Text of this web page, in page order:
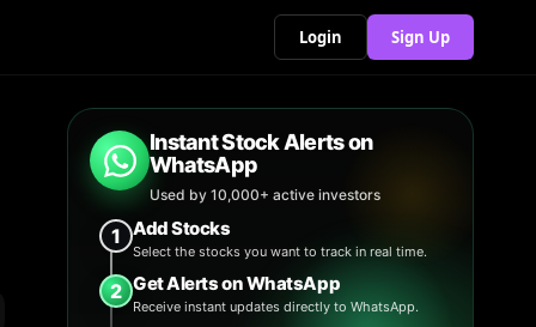
Login Sign Up
Instant Stock Alerts on
WhatsApp
Used by 10,000+ active investors
1 Add Stocks
Select the stocks you want to track in real time.
2 Get Alerts on WhatsApp
Receive instant updates directly to WhatsApp.